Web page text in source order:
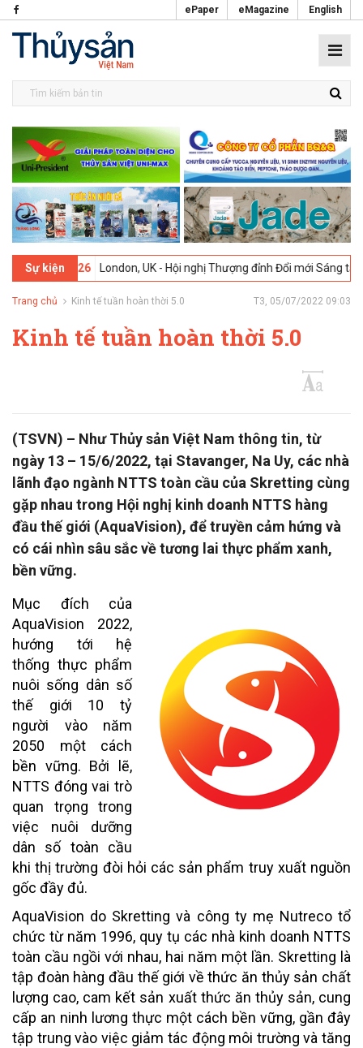
ePaper eMagazine English
Sự kiện
02-2026 London, UK - Hội nghị Thượng đỉnh Đổi mới Sáng tạo
Trang chủ Kinh tế tuần hoàn thời 5.0 T3, 05/07/2022 09:03
Kinh tế tuần hoàn thời 5.0
(TSVN) – Như Thủy sản Việt Nam thông tin, từ
ngày 13 – 15/6/2022, tại Stavanger, Na Uy, các nhà
lãnh đạo ngành NTTS toàn cầu của Skretting cùng
gặp nhau trong Hội nghị kinh doanh NTTS hàng
đầu thế giới (AquaVision), để truyền cảm hứng và
có cái nhìn sâu sắc về tương lai thực phẩm xanh,
bền vững.
Mục đích của
AquaVision 2022,
hướng tới hệ
thống thực phẩm
nuôi sống dân số
thế giới 10 tỷ
người vào năm
2050 một cách
bền vững. Bởi lẽ,
NTTS đóng vai trò
quan trọng trong
việc nuôi dưỡng
dân số toàn cầu
khi thị trường đòi hỏi các sản phẩm truy xuất nguồn
gốc đầy đủ.
AquaVision do Skretting và công ty mẹ Nutreco tổ
chức từ năm 1996, quy tụ các nhà kinh doanh NTTS
toàn cầu ngồi với nhau, hai năm một lần. Skretting là
tập đoàn hàng đầu thế giới về thức ăn thủy sản chất
lượng cao, cam kết sản xuất thức ăn thủy sản, cung
cấp an ninh lương thực một cách bền vững, gần đây
tập trung vào việc giảm tác động môi trường và tăng